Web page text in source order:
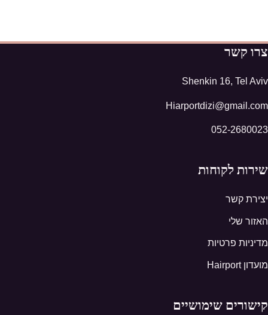
צרו קשר
Shenkin 16, Tel Aviv
Hiarportdizi@gmail.com
052-2680023
שירות לקוחות
יצירת קשר
האזור שלי
מדיניות פרטיות
מועדון Hairport
קישורים שימושיים